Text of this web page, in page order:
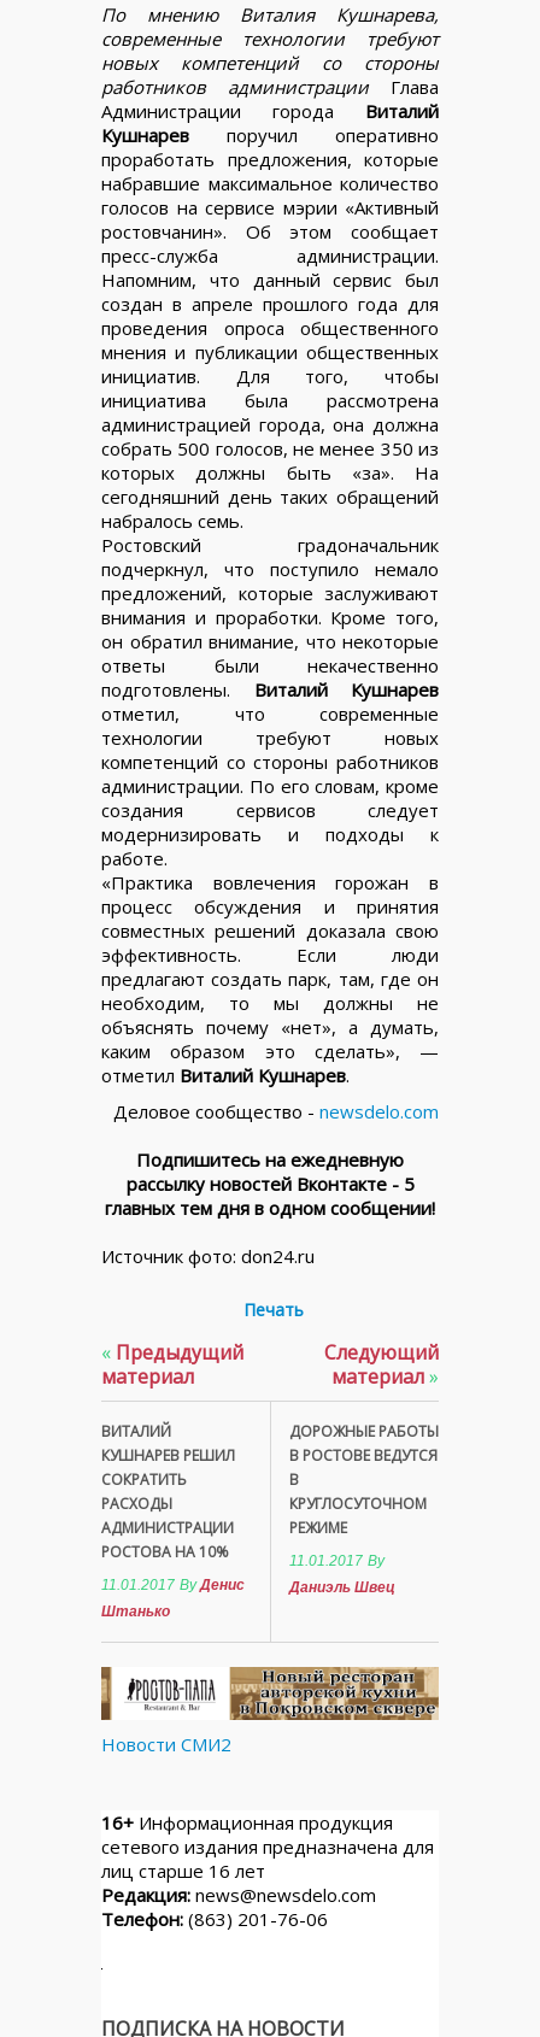
По мнению Виталия Кушнарева,
современные технологии требуют
новых компетенций со стороны
работников администрации
Глава
Администрации города Виталий
Кушнарев поручил оперативно
проработать предложения, которые
набравшие максимальное количество
голосов на сервисе мэрии «Активный
ростовчанин». Об этом сообщает
пресс-служба администрации.
Напомним, что данный сервис был
создан в апреле прошлого года для
проведения опроса общественного
мнения и публикации общественных
инициатив. Для того, чтобы
инициатива была рассмотрена
администрацией города, она должна
собрать 500 голосов, не менее 350 из
которых должны быть «за». На
сегодняшний день таких обращений
набралось семь.
Ростовский градоначальник
подчеркнул, что поступило немало
предложений, которые заслуживают
внимания и проработки. Кроме того,
он обратил внимание, что некоторые
ответы были некачественно
подготовлены. Виталий Кушнарев
отметил, что современные
технологии требуют новых
компетенций со стороны работников
администрации. По его словам, кроме
создания сервисов следует
модернизировать и подходы к
работе.
«Практика вовлечения горожан в
процесс обсуждения и принятия
совместных решений доказала свою
эффективность. Если люди
предлагают создать парк, там, где он
необходим, то мы должны не
объяснять почему «нет», а думать,
каким образом это сделать», —
отметил Виталий Кушнарев.
Деловое сообщество - newsdelo.com
Подпишитесь на ежедневную
рассылку новостей Вконтакте - 5
главных тем дня в одном сообщении!
Источник фото: don24.ru
Печать
« Предыдущий
материал
ВИТАЛИЙ
КУШНАРЕВ РЕШИЛ
СОКРАТИТЬ
РАСХОДЫ
АДМИНИСТРАЦИИ
РОСТОВА НА 10%
11.01.2017 ByДенис
Штанько
Следующий
материал»
ДОРОЖНЫЕ РАБОТЫ
В РОСТОВЕ ВЕДУТСЯ
В
КРУГЛОСУТОЧНОМ
РЕЖИМЕ
11.01.2017 By
Даниэль Швец
Новости СМИ2
16+ Информационная продукция
сетевого издания предназначена для
лиц старше 16 лет
Редакция: news@newsdelo.com
Телефон: (863) 201-76-06
ПОДПИСКА НА НОВОСТИ